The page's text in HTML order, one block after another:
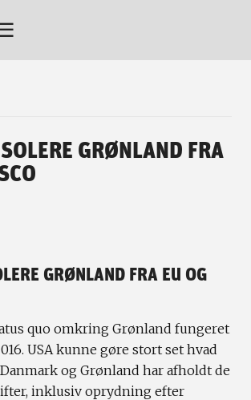
☰
GRØNLAND FRA
GRØNLAND FRA EU OG
quo omkring Grønland fungeret
USA kunne gøre stort set hvad
og Grønland har afholdt de
inklusiv oprydning efter